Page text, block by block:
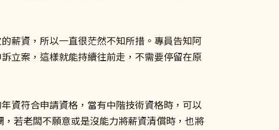
薪資，所以一直很茫然不知所措。專員告知阿
立案，這樣就能持續往前走，不需要停留在原
資符合申請資格，當有中階技術資格時，可以
若老闆不願意或是沒能力將薪資清償時，也將